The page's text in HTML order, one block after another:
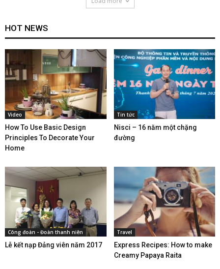
HOT NEWS
Video
How To Use Basic Design
Principles To Decorate Your
Home
Tin tức
Nisci – 16 năm một chặng
đường
Công đoàn - Đoàn thanh niên
Lễ kết nạp Đảng viên năm 2017
Travel
Express Recipes: How to make
Creamy Papaya Raita